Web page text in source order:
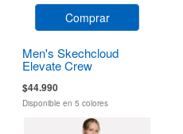
Comprar
Men's Skechcloud
Elevate Crew
$44.990
Disponible en 5 colores